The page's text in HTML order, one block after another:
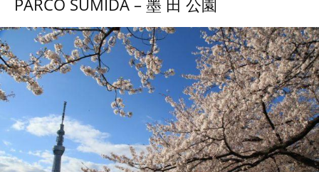
PARCO SUMIDA – 墨 田 公園